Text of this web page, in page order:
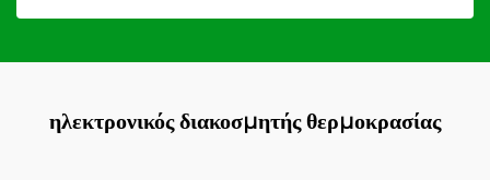
ηλεκτρονικός διακοσμητής θερμοκρασίας